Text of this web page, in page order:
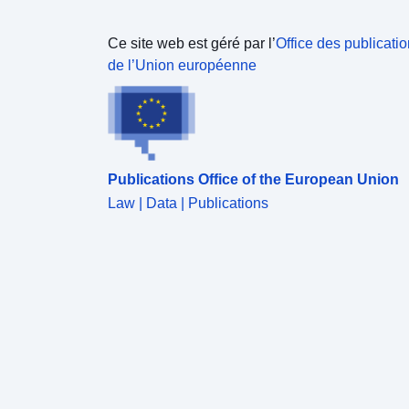
Ce site web est géré par l’Office des
de l’Union européenne
Publications Office of the European Union
Law | Data | Publications